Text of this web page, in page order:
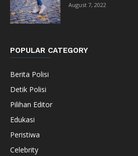
August 7, 2022
POPULAR CATEGORY
Berita Polisi
Detik Polisi
Pilihan Editor
Edukasi
Peristiwa
Celebrity